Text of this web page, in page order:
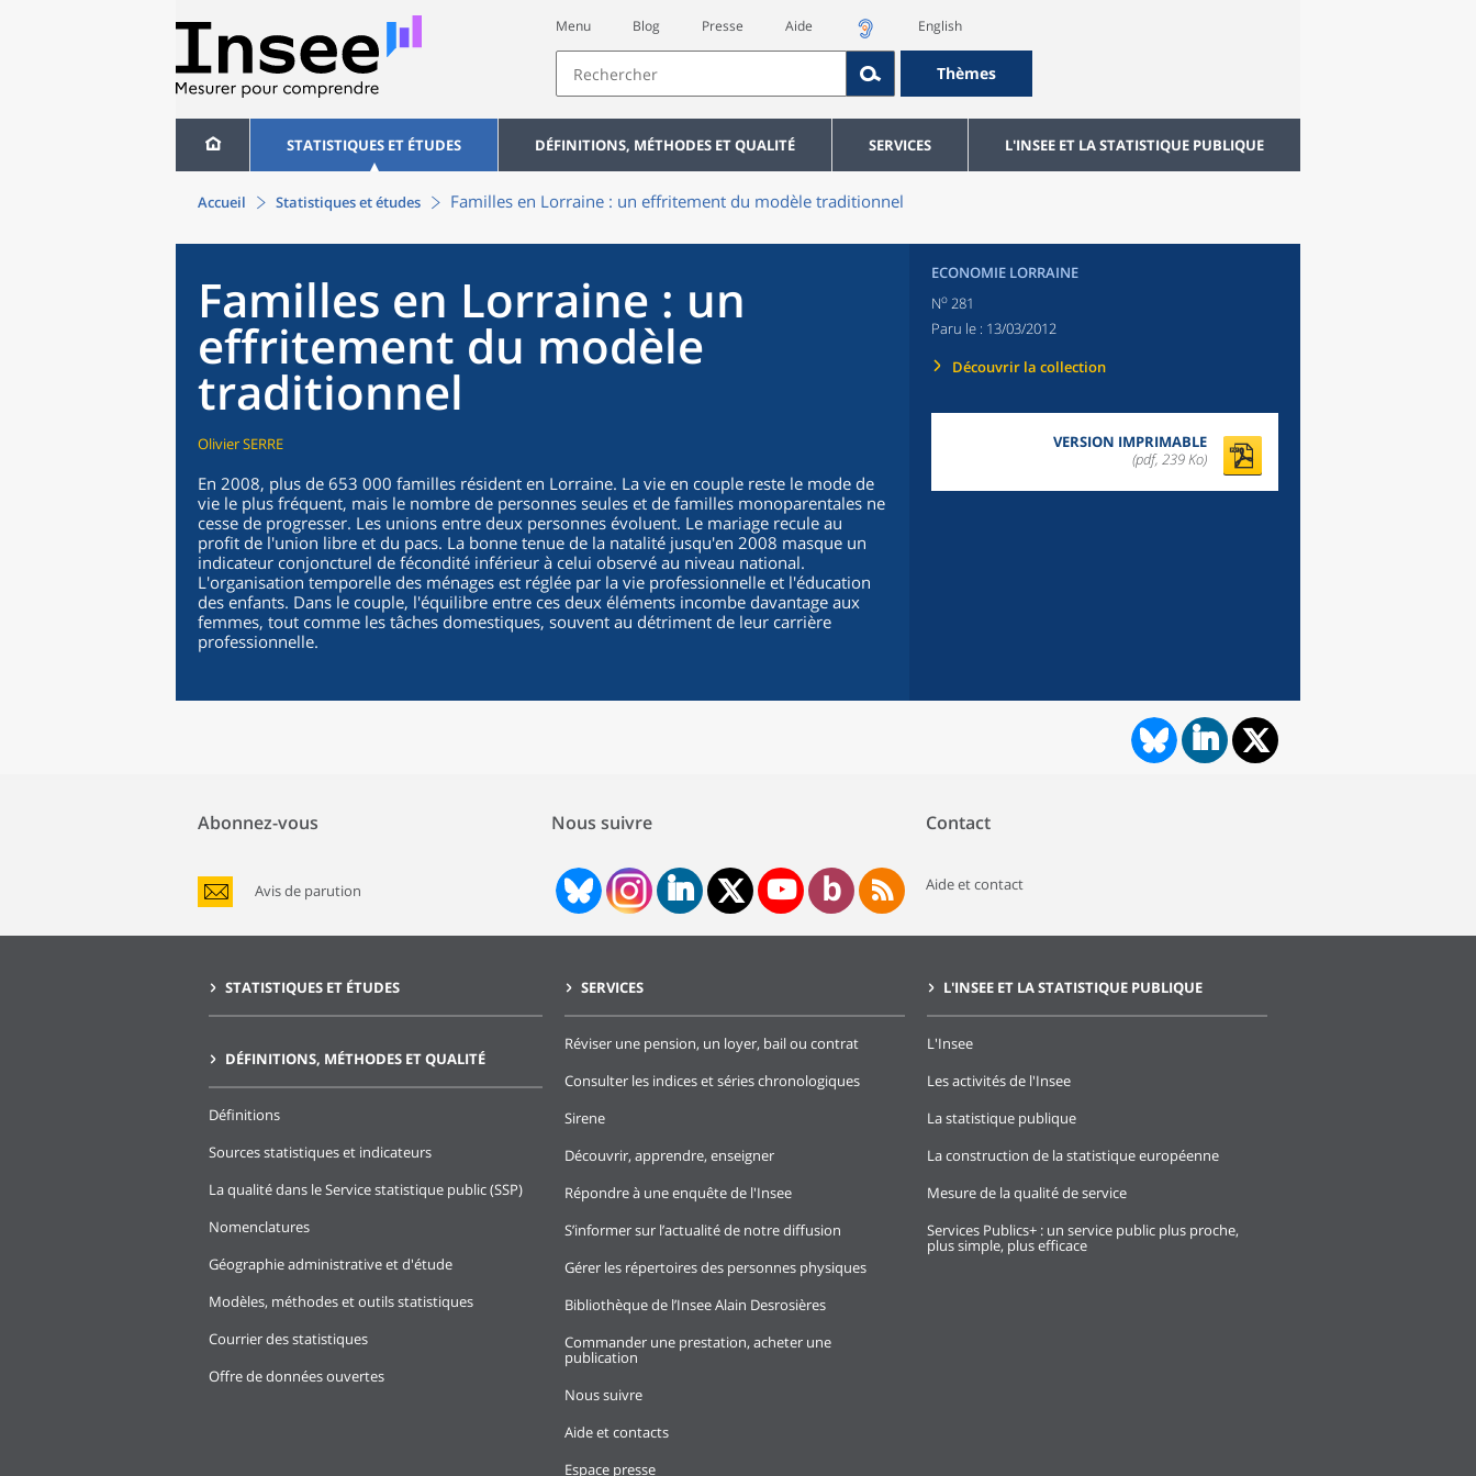
Menu Blog Presse Aide English
Thèmes
STATISTIQUES ET ÉTUDES DÉFINITIONS, MÉTHODES ET QUALITÉ SERVICES L'INSEE ET LA STATISTIQUE PUBLIQUE
Accueil Statistiques et études Familles en Lorraine : un effritement du modèle traditionnel
Familles en Lorraine : un
effritement du modèle
traditionnel
Olivier SERRE
En 2008, plus de 653 000 familles résident en Lorraine. La vie en couple reste le mode de
vie le plus fréquent, mais le nombre de personnes seules et de familles monoparentales ne
cesse de progresser. Les unions entre deux personnes évoluent. Le mariage recule au
profit de l'union libre et du pacs. La bonne tenue de la natalité jusqu'en 2008 masque un
indicateur conjoncturel de fécondité inférieur à celui observé au niveau national.
L'organisation temporelle des ménages est réglée par la vie professionnelle et l'éducation
des enfants. Dans le couple, l'équilibre entre ces deux éléments incombe davantage aux
femmes, tout comme les tâches domestiques, souvent au détriment de leur carrière
professionnelle.
ECONOMIE LORRAINE
No 281
Paru le : 13/03/2012
Découvrir la collection
VERSION IMPRIMABLE
(pdf, 239 Ko)
Abonnez-vous
Avis de parution
Nous suivre Contact
Aide et contact
STATISTIQUES ET ÉTUDES
DÉFINITIONS, MÉTHODES ET QUALITÉ
Définitions
Sources statistiques et indicateurs
La qualité dans le Service statistique public (SSP)
Nomenclatures
Géographie administrative et d'étude
Modèles, méthodes et outils statistiques
Courrier des statistiques
Offre de données ouvertes
SERVICES
Réviser une pension, un loyer, bail ou contrat
Consulter les indices et séries chronologiques
Sirene
Découvrir, apprendre, enseigner
Répondre à une enquête de l'Insee
S’informer sur l’actualité de notre diffusion
Gérer les répertoires des personnes physiques
Bibliothèque de l’Insee Alain Desrosières
Commander une prestation, acheter une
publication
Nous suivre
Aide et contacts
Espace presse
L'INSEE ET LA STATISTIQUE PUBLIQUE
L'Insee
Les activités de l'Insee
La statistique publique
La construction de la statistique européenne
Mesure de la qualité de service
Services Publics+ : un service public plus proche,
plus simple, plus efficace